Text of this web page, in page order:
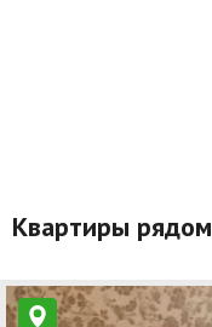
Квартиры рядом